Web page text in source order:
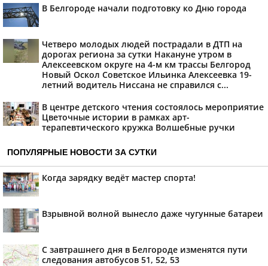
В Белгороде начали подготовку ко Дню города
Четверо молодых людей пострадали в ДТП на
дорогах региона за сутки Накануне утром в
Алексеевском округе на 4-м км трассы Белгород
Новый Оскол Советское Ильинка Алексеевка 19-
летний водитель Ниссана не справился с...
В центре детского чтения состоялось мероприятие
Цветочные истории в рамках арт-
терапевтического кружка Волшебные ручки
ПОПУЛЯРНЫЕ НОВОСТИ ЗА СУТКИ
Когда зарядку ведёт мастер спорта!
Взрывной волной вынесло даже чугунные батареи
С завтрашнего дня в Белгороде изменятся пути
следования автобусов 51, 52, 53